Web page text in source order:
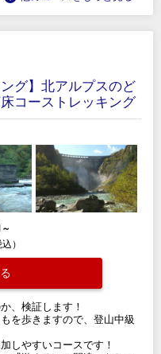
グ】北アルプスのど
コーストレッキング
～
）
、検証します！
を歩きますので、登山中級
しやすいコースです！